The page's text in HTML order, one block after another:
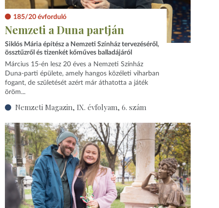
185/20 évforduló
Nemzeti a Duna partján
Siklós Mária építész a Nemzeti Színház tervezéséről,
össztűzről és tizenkét kőműves balladájáról
Március 15-én lesz 20 éves a Nemzeti Színház
Duna-parti épülete, amely hangos közéleti viharban
fogant, de születését azért már áthatotta a játék
öröm...
Nemzeti Magazin, IX. évfolyam, 6. szám